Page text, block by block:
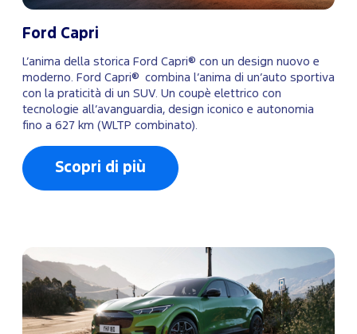
Ford Capri
L’anima della storica Ford Capri® con un design nuovo e
moderno. Ford Capri® combina l’anima di un’auto sportiva
con la praticità di un SUV. Un coupè elettrico con
tecnologie all’avanguardia, design iconico e autonomia
fino a 627 km (WLTP combinato).
Scopri di più